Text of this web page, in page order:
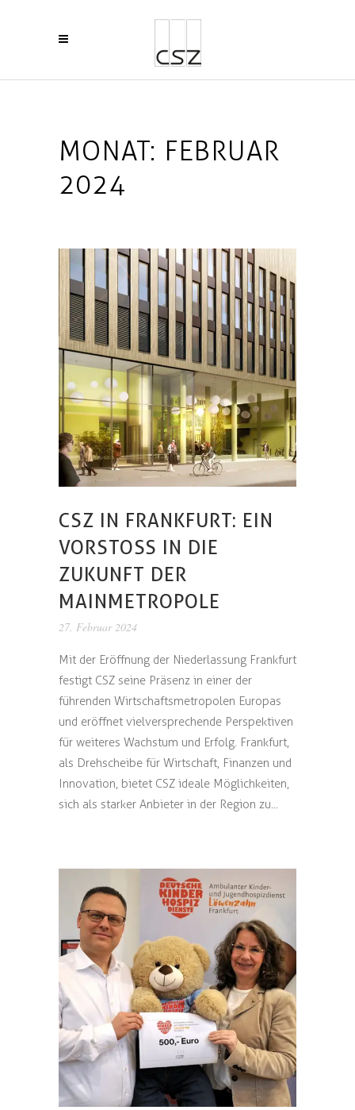
MONAT: FEBRUAR
2024
CSZ IN FRANKFURT: EIN
VORSTOSS IN DIE Z
UKUNFT DER M
AINMETROPOLE
27. Februar 2024
Mit der Eröffnung der Niederlassung Frankfurt
festigt CSZ seine Präsenz in einer der
führenden Wirtschaftsmetropolen Europas
und eröffnet vielversprechende Perspektiven
für weiteres Wachstum und Erfolg. Frankfurt,
als Drehscheibe für Wirtschaft, Finanzen und
Innovation, bietet CSZ ideale Möglichkeiten,
sich als starker Anbieter in der Region zu...